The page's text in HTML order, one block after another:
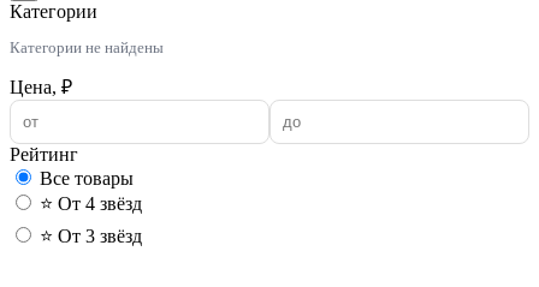
Категории
Категории не найдены
Цена, ₽
Рейтинг
Все товары
⭐ От 4 звёзд
⭐ От 3 звёзд